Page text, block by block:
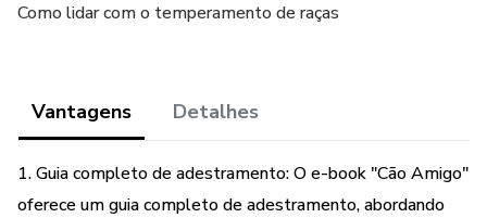
Como lidar com o temperamento de raças
Vantagens Detalhes
1. Guia completo de adestramento: O e-book "Cão Amigo"
oferece um guia completo de adestramento, abordando